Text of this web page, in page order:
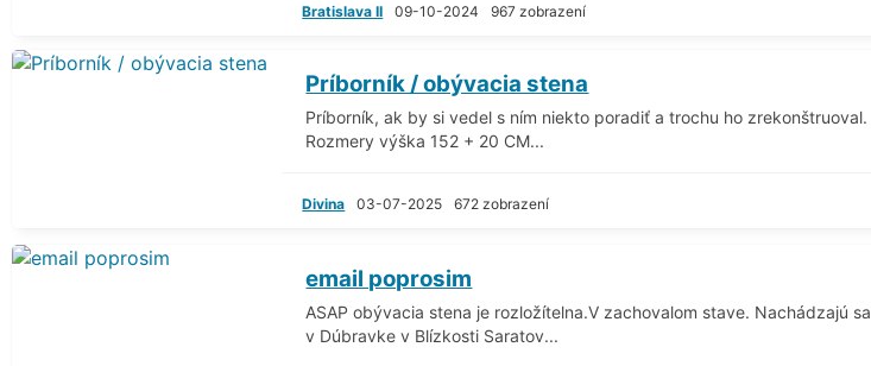
Bratislava II 09-10-2024 967 zobrazení
Príborník / obývacia stena
Príborník, ak by si vedel s ním niekto poradiť a trochu ho zrekonštruoval.
Rozmery výška 152 + 20 CM...
Divina 03-07-2025 672 zobrazení
email poprosim
ASAP obývacia stena je rozložítelna.V zachovalom stave. Nachádzajú sa
v Dúbravke v Blízkosti Saratov...